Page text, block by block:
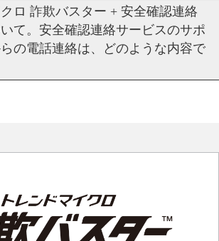
クロ 詐欺バスター + 安全確認連絡
て。安全確認連絡サービスのサポ
の電話連絡は、どのような内容で